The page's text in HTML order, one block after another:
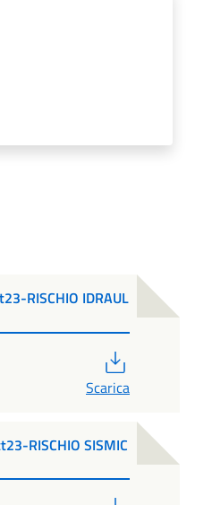
RISCHIO IDRAUL
Scarica
RISCHIO SISMIC